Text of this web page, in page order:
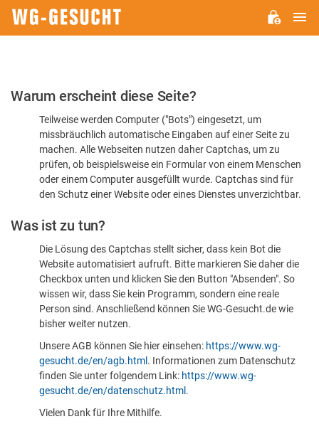
Bitte
dass
sind
Warum erscheint diese Seite?
Teilweise werden Computer ("Bots") eingesetzt, um
missbräuchlich automatische Eingaben auf einer Seite zu
machen. Alle Webseiten nutzen daher Captchas, um zu
prüfen, ob beispielsweise ein Formular von einem Menschen
oder einem Computer ausgefüllt wurde. Captchas sind für
den Schutz einer Website oder eines Dienstes unverzichtbar.
Was ist zu tun?
Die Lösung des Captchas stellt sicher, dass kein Bot die
Website automatisiert aufruft. Bitte markieren Sie daher die
Checkbox unten und klicken Sie den Button "Absenden". So
wissen wir, dass Sie kein Programm, sondern eine reale
Person sind. Anschließend können Sie WG-Gesucht.de wie
bisher weiter nutzen.
Unsere AGB können Sie hier einsehen: https://www.wg-
gesucht.de/en/agb.html . Informationen zum Datenschutz
finden Sie unter folgendem Link: https://www.wg-
gesucht.de/en/datenschutz.html .
Vielen Dank für Ihre Mithilfe.